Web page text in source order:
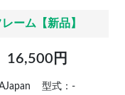
ーム【新品】
16,500円
型式：-